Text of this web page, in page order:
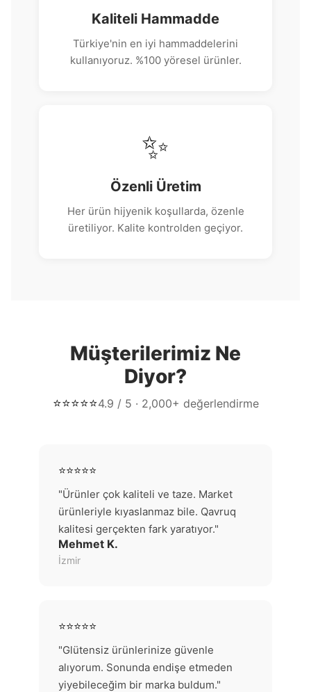
Kaliteli Hammadde
Türkiye'nin en iyi hammaddelerini
kullanıyoruz. %100 yöresel ürünler.
✨
Özenli Üretim
Her ürün hijyenik koşullarda, özenle
üretiliyor. Kalite kontrolden geçiyor.
Müşterilerimiz Ne
Diyor?
⭐⭐⭐⭐⭐4.9 / 5 · 2,000+ değerlendirme
⭐⭐⭐⭐⭐
"Ürünler çok kaliteli ve taze. Market
ürünleriyle kıyaslanmaz bile. Qavruq
kalitesi gerçekten fark yaratıyor."
Mehmet K.
İzmir
⭐⭐⭐⭐⭐
"Glütensiz ürünlerinize güvenle
alıyorum. Sonunda endişe etmeden
yiyebileceğim bir marka buldum."